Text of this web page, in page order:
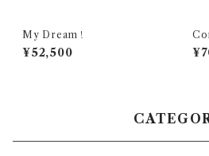
My Dream！
¥52,500